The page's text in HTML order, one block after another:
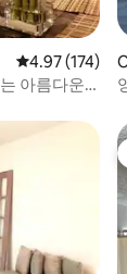
평점 4.97점(5
4.97 (174)
아름다운